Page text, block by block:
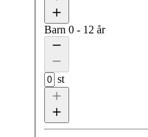
Barn 0 - 12 år
st